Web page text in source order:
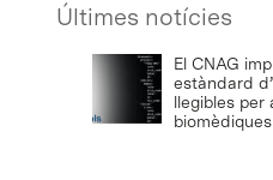
Últimes notícies
El CNAG
estàndard
llegibles per
biomèdiques